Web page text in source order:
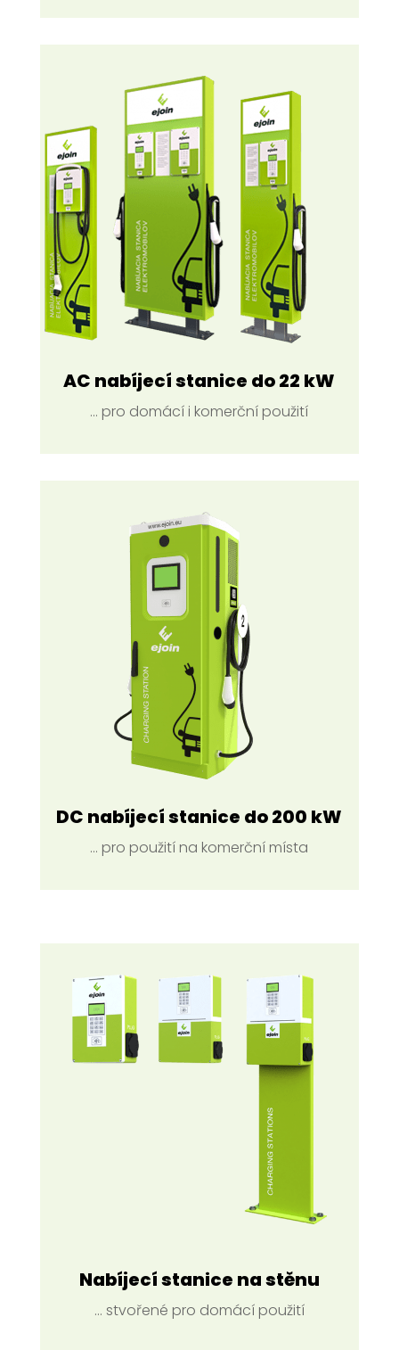
AC nabíjecí stanice do 22 kW
... pro domácí i komerční použití
DC nabíjecí stanice do 200 kW
... pro použití na komerční místa
Nabíjecí stanice na stěnu
... stvořené pro domácí použití